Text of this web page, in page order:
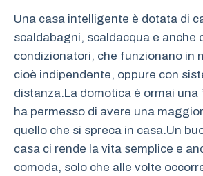
Una casa intelligente è dotata di
scaldabagni, scaldacqua e anche
condizionatori, che funzionano in
cioè indipendente, oppure con
distanza.La domotica è ormai una
ha permesso di avere una
quello che si spreca in casa.Un
casa ci rende la vita semplice e
comoda, solo che alle volte